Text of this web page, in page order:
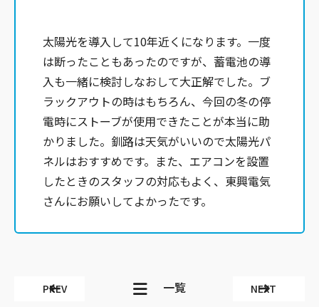
太陽光を導入して10年近くになります。一度
は断ったこともあったのですが、蓄電池の導
入も一緒に検討しなおして大正解でした。ブ
ラックアウトの時はもちろん、今回の冬の停
電時にストーブが使用できたことが本当に助
かりました。釧路は天気がいいので太陽光パ
ネルはおすすめです。また、エアコンを設置
したときのスタッフの対応もよく、東興電気
さんにお願いしてよかったです。
PREV 一覧 NEXT